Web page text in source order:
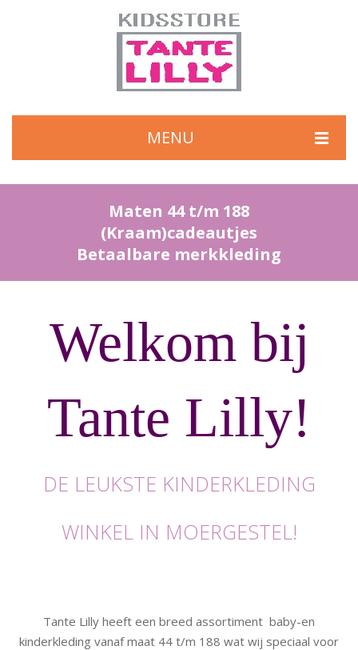
MENU
HOME
DE WINKEL
COLLECTIES
MERKEN
Maten 44 t/m 188
(Kraam)cadeautjes
Betaalbare merkkleding
Welkom bij
Tante Lilly!
DE LEUKSTE KINDERKLEDING
WINKEL IN MOERGESTEL!
Tante Lilly heeft een breed assortiment baby-en
kinderkleding vanaf maat 44 t/m 188 wat wij speciaal voor